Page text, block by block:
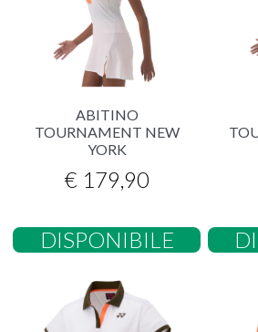
ABITINO
TOURNAMENT NEW
YORK
€ 179,90
DISPONIBILE